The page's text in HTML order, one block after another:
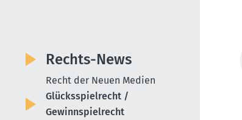
Rechts-News
Recht der Neuen Medien
Glücksspielrecht /
Gewinnspielrecht